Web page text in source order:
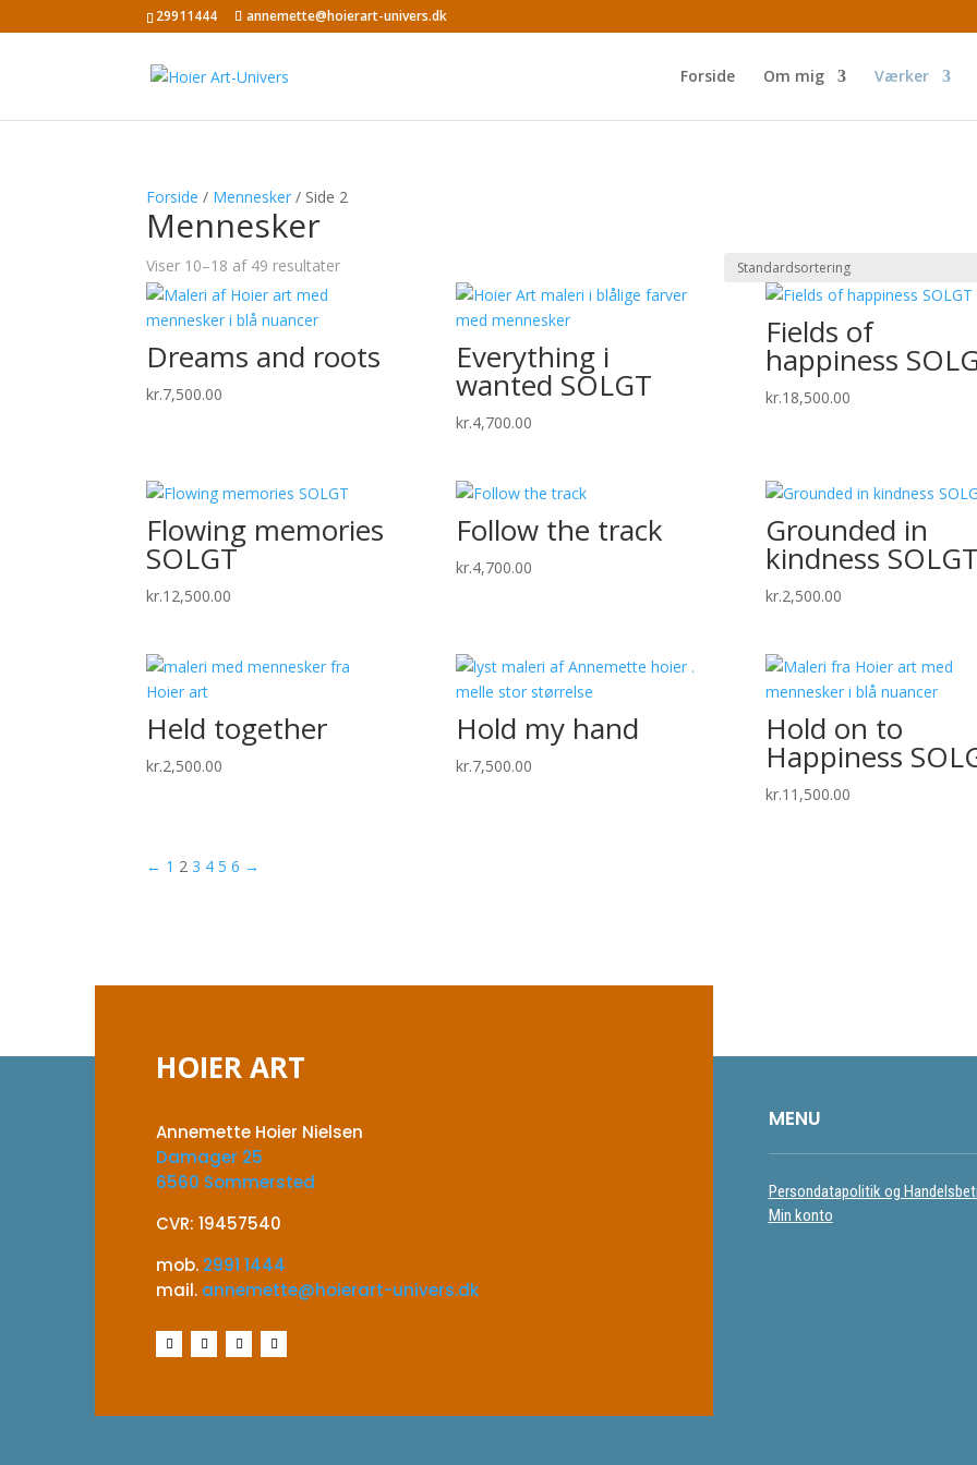
29911444 annemette@hoierart-univers.dk
Forside Om mig Værker
Forside / Mennesker / Side 2
Mennesker
Viser 10–18 af 49 resultater
Dreams and roots
kr.7,500.00
Everything i
wanted SOLGT
kr.4,700.00
Fields of
happiness
kr.18,500.00
Flowing memories
SOLGT
kr.12,500.00
Follow the track
kr.4,700.00
Grounded in
kindness
kr.2,500.00
Held together
kr.2,500.00
Hold my hand
kr.7,500.00
Hold on to
Happiness
kr.11,500.00
← 1 2 3 4 5 6 →
HOIER ART
Annemette Hoier Nielsen
Damager 25
6560 Sommersted
CVR: 19457540
mob. 2991 1444
mail. annemette@hoierart-univers.dk
MENU
Persondatapolitik og
Min konto